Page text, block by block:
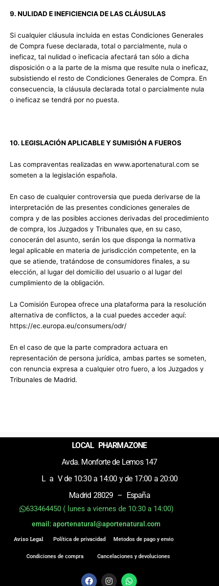
9. NULIDAD E INEFICIENCIA DE LAS CLÁUSULAS
Si cualquier cláusula incluida en estas Condiciones Generales
de Compra fuese declarada, total o parcialmente, nula o
ineficaz, tal nulidad o ineficacia afectará tan sólo a dicha
disposición o a la parte de la misma que resulte nula o ineficaz,
subsistiendo el resto de Condiciones Generales de Compra. En
consecuencia, la cláusula declarada total o parcialmente nula
o ineficaz se tendrá por no puesta.
10. LEGISLACIÓN APLICABLE Y SUMISIÓN A FUEROS
Las compraventas realizadas en www.aportenatural.com se
someten a la legislación española.
En caso de cualquier controversia que pueda derivarse de la
interpretación de las presentes condiciones generales de
compra y de las posibles acciones derivadas del procedimiento
de compra, los Juzgados y Tribunales que, en su caso,
conocerán del asunto, serán los que disponga la normativa
legal aplicable en materia de jurisdicción competente, en la
que se atiende, tratándose de consumidores finales, a su
elección, al lugar del domicilio del usuario o al lugar del
cumplimiento de la obligación.
La Comisión Europea ofrece una plataforma para la resolución
alternativa de conflictos, a la cual puedes acceder aquí:
https://ec.europa.eu/consumers/odr/
En el caso de que la parte compradora actuara en
representación de persona jurídica, ambas partes se someten,
con renuncia expresa a cualquier otro fuero, a los Juzgados y
Tribunales de Madrid.
LOCAL PHARMAZONE
Avda. Monforte de Lemos 147
L a V de 10:30 a 14:00 y de 17:00 a 20:00
Madrid 28029 – España
633464450 ( lunes a viernes de 10:30 a 14:00)
email: aportenatural@aportenatural.com
Aviso Legal Política de privacidad
Condiciones de compra
Metodos de pago y envio
Cancelaciones y devoluciones
F
I
W